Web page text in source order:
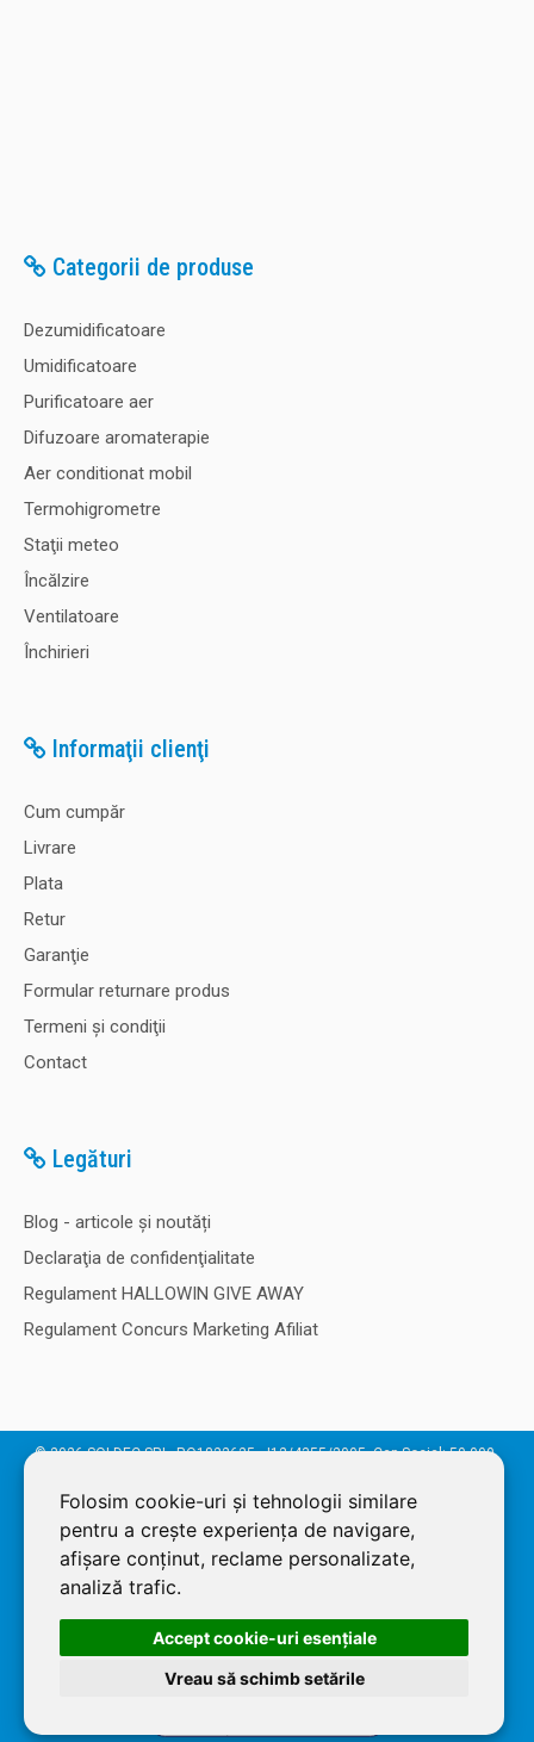
Folosim cookie-uri și tehnologii similare
pentru a crește experiența de navigare,
afișare conținut, reclame personalizate,
analiză trafic.
Accept cookie-uri esenţiale
Vreau să schimb setările
Categorii de produse
Dezumidificatoare
Umidificatoare
Purificatoare aer
Difuzoare aromaterapie
Aer conditionat mobil
Termohigrometre
Staţii meteo
Încălzire
Ventilatoare
Închirieri
Informaţii clienţi
Cum cumpăr
Livrare
Plata
Retur
Garanţie
Formular returnare produs
Termeni şi condiţii
Contact
Legături
Blog - articole și noutăți
Declaraţia de confidenţialitate
Regulament HALLOWIN GIVE AWAY
Regulament Concurs Marketing Afiliat
© 2026 SOLDEC SRL, RO1822625, J12/4355/2005, Cap Social: 50.000